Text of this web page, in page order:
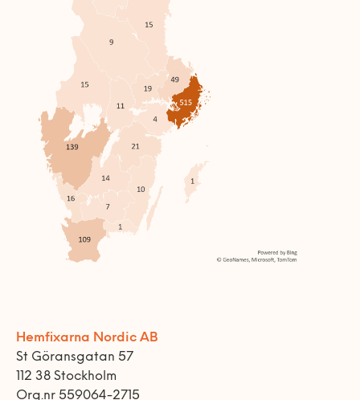
Hemfixarna Nordic AB
St Göransgatan 57
112 38 Stockholm
Org.nr 559064-2715